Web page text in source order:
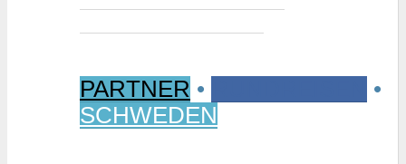
PARTNER •
•
SCHWEDEN